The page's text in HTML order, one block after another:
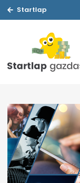
Startlap